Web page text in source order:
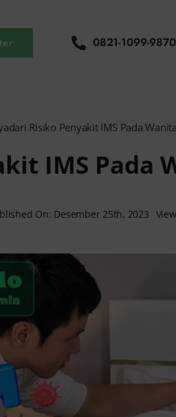
0821-1099-9870
Risiko Penyakit IMS Pada
IMS Pada
On: Desember 25th, 2023